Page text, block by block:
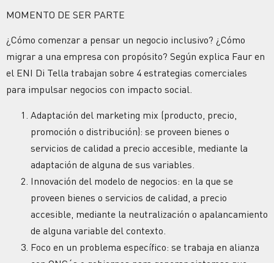
MOMENTO DE SER PARTE
¿Cómo comenzar a pensar un negocio inclusivo? ¿Cómo
migrar a una empresa con propósito? Según explica Faur en
el ENI Di Tella trabajan sobre 4 estrategias comerciales
para impulsar negocios con impacto social.
Adaptación del marketing mix (producto, precio,
promoción o distribución): se proveen bienes o
servicios de calidad a precio accesible, mediante la
adaptación de alguna de sus variables.
Innovación del modelo de negocios: en la que se
proveen bienes o servicios de calidad, a precio
accesible, mediante la neutralización o apalancamiento
de alguna variable del contexto.
Foco en un problema específico: se trabaja en alianza